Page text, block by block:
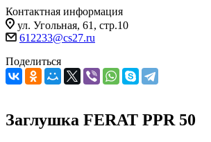
Контактная информация
ул. Угольная, 61, стр.10
612233@cs27.ru
Поделиться
Заглушка FERAT PPR 50